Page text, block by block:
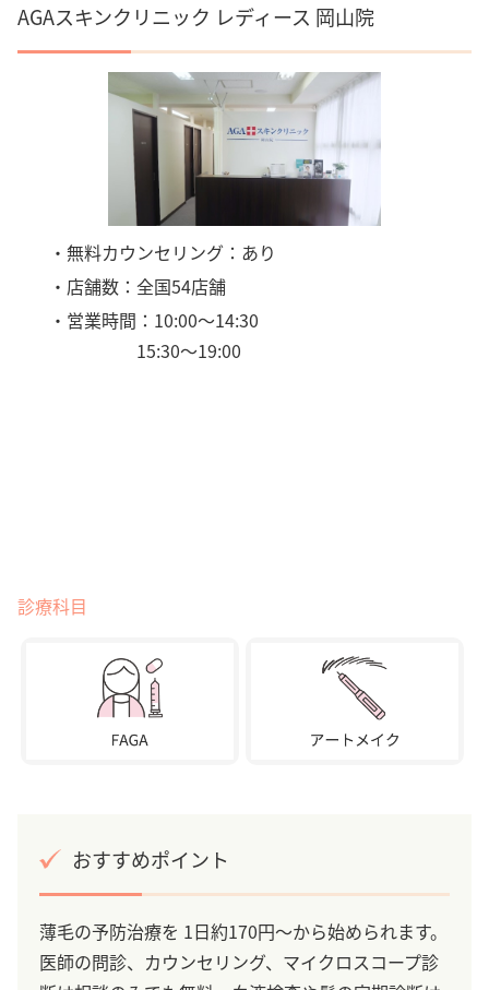
AGAスキンクリニック レディース 岡山院
・無料カウンセリング：あり
・店舗数：全国54店舗
・営業時間：10:00〜14:30
15:30〜19:00
診療科目
おすすめポイント
薄毛の予防治療を 1日約170円～から始められます。
医師の問診、カウンセリング、マイクロスコープ診